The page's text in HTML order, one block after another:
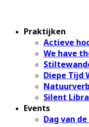
Praktijken
Actieve
We have
Diepe Tijd
Silent
Events
Dag van